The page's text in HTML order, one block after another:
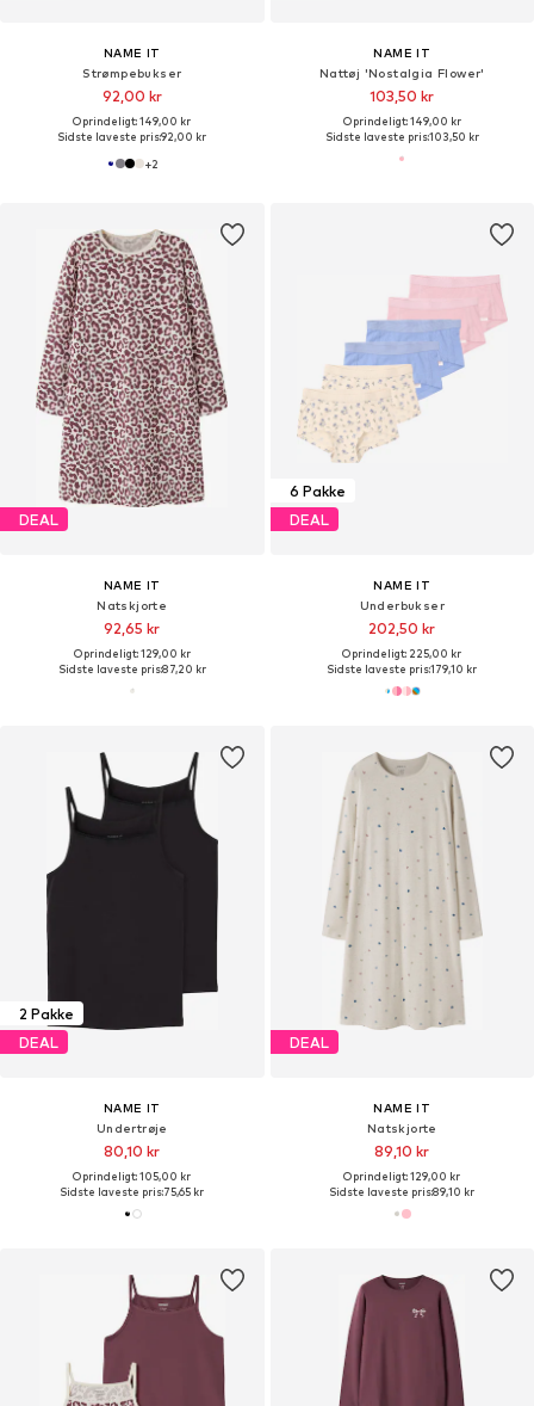
NAME IT
Strømpebukser
92,00 kr
Oprindeligt: 149,00 kr
Sidste laveste pris:92,00 kr
+2
NAME IT
Nattøj 'Nostalgia Flower'
103,50 kr
Oprindeligt: 149,00 kr
Sidste laveste pris:103,50 kr
DEAL
NAME IT
Natskjorte
92,65 kr
Oprindeligt: 129,00 kr
Sidste laveste pris:87,20 kr
6 Pakke
DEAL
NAME IT
Underbukser
202,50 kr
Oprindeligt: 225,00 kr
Sidste laveste pris:179,10 kr
2 Pakke
DEAL
NAME IT
Undertrøje
80,10 kr
Oprindeligt: 105,00 kr
Sidste laveste pris:75,65 kr
DEAL
NAME IT
Natskjorte
89,10 kr
Oprindeligt: 129,00 kr
Sidste laveste pris:89,10 kr